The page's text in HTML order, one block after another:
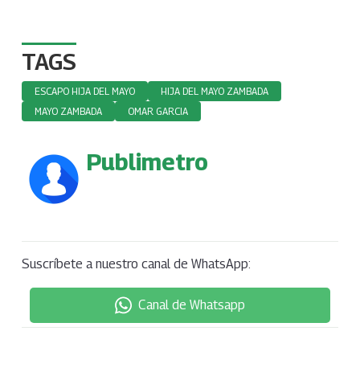
TAGS
ESCAPO HIJA DEL MAYO
HIJA DEL MAYO ZAMBADA
MAYO ZAMBADA
OMAR GARCIA
Publimetro
Suscríbete a nuestro canal de WhatsApp:
Canal de Whatsapp